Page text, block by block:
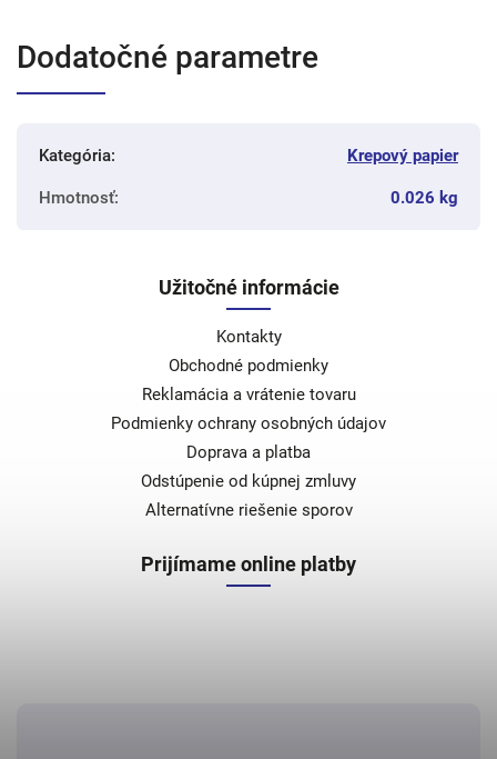
Dodatočné parametre
Kategória: Krepový papier
Hmotnosť: 0.026 kg
Užitočné informácie
Kontakty
Obchodné podmienky
Reklamácia a vrátenie tovaru
Podmienky ochrany osobných údajov
Doprava a platba
Odstúpenie od kúpnej zmluvy
Alternatívne riešenie sporov
Prijímame online platby